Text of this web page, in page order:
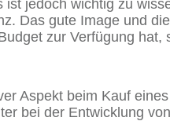
ist jedoch wichtig zu
Das gute Image und
zur Verfügung hat,
Aspekt beim Kauf
bei der Entwicklung